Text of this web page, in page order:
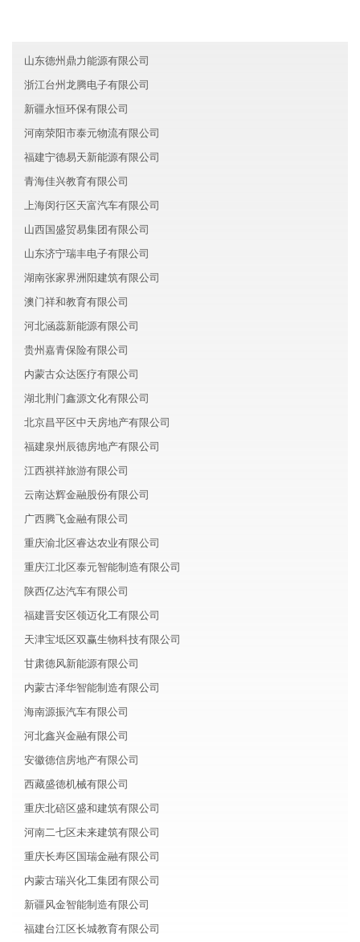
山东德州鼎力能源有限公司
浙江台州龙腾电子有限公司
新疆永恒环保有限公司
河南荥阳市泰元物流有限公司
福建宁德易天新能源有限公司
青海佳兴教育有限公司
上海闵行区天富汽车有限公司
山西国盛贸易集团有限公司
山东济宁瑞丰电子有限公司
湖南张家界洲阳建筑有限公司
澳门祥和教育有限公司
河北涵蕊新能源有限公司
贵州嘉青保险有限公司
内蒙古众达医疗有限公司
湖北荆门鑫源文化有限公司
北京昌平区中天房地产有限公司
福建泉州辰德房地产有限公司
江西祺祥旅游有限公司
云南达辉金融股份有限公司
广西腾飞金融有限公司
重庆渝北区睿达农业有限公司
重庆江北区泰元智能制造有限公司
陕西亿达汽车有限公司
福建晋安区领迈化工有限公司
天津宝坻区双赢生物科技有限公司
甘肃德风新能源有限公司
内蒙古泽华智能制造有限公司
海南源振汽车有限公司
河北鑫兴金融有限公司
安徽德信房地产有限公司
西藏盛德机械有限公司
重庆北碚区盛和建筑有限公司
河南二七区未来建筑有限公司
重庆长寿区国瑞金融有限公司
内蒙古瑞兴化工集团有限公司
新疆风金智能制造有限公司
福建台江区长城教育有限公司